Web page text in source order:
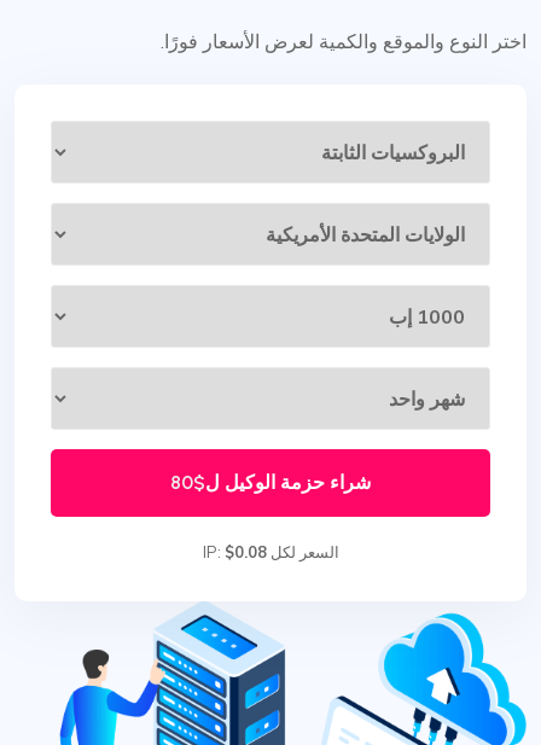
اختر النوع والموقع والكمية لعرض الأسعار فورًا.
شراء حزمة الوكيل ل$80
السعر لكل IP:$0.08